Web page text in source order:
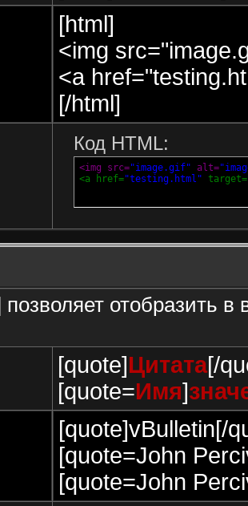
[html]
<img
<a
[/html]
Код HTML:
<img src="image.gif" alt=
<a href="testing.html" target=
позволяет отобразить
[quote]Цитата[/
[quote=Имя]
[quote]vBulletin[/
[quote=John
[quote=John